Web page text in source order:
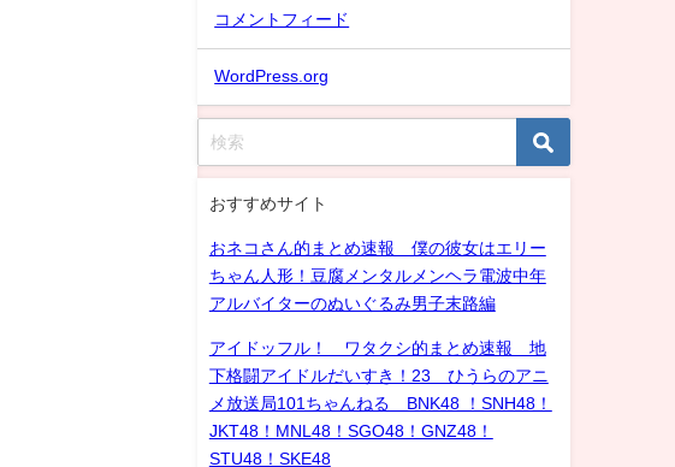
コメントフィード
WordPress.org
おすすめサイト
おネコさん的まとめ速報 僕の彼女はエリー
ちゃん人形！豆腐メンタルメンヘラ電波中年
アルバイターのぬいぐるみ男子末路編
アイドッフル！ ワタクシ的まとめ速報 地
下格闘アイドルだいすき！23 ひうらのアニ
メ放送局101ちゃんねる BNK48 ！SNH48！
JKT48！MNL48！SGO48！GNZ48！
STU48！SKE48